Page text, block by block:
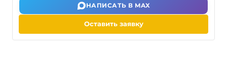
НАПИСАТЬ В MAX
Оставить заявку